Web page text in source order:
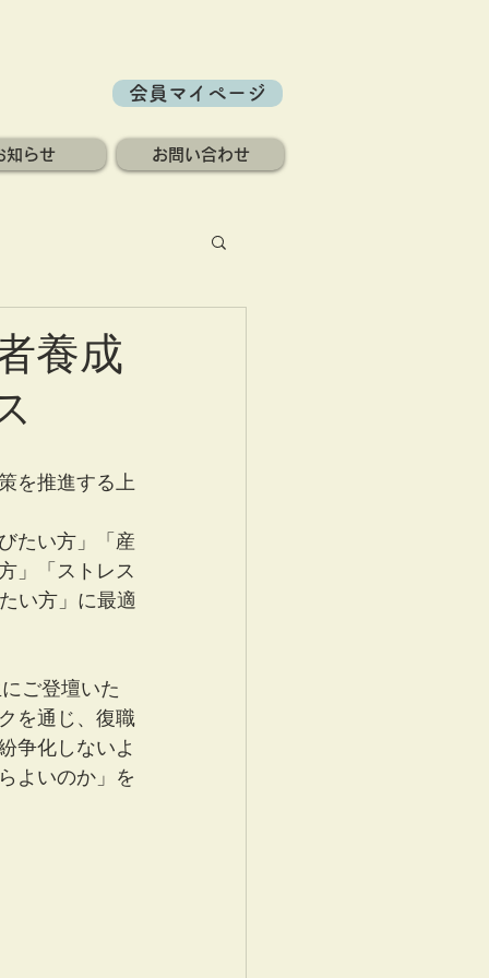
会員マイページ
知らせ お問い合わせ
養成
を推進する上
たい方」「産
」「ストレス
い方」に最適
ご登壇いた
を通じ、復職
争化しないよ
よいのか」を